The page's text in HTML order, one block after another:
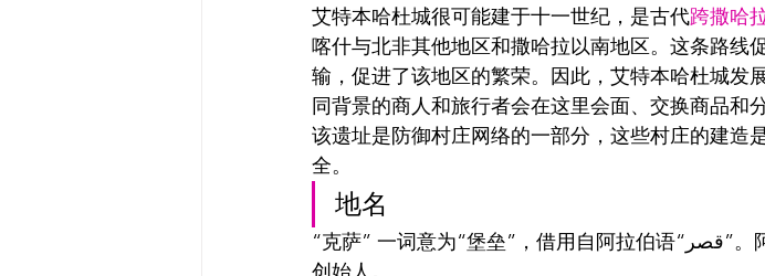
艾特本哈杜城很可能建于十一世纪，是古代跨撒哈
喀什与北非其他地区和撒哈拉以南地区。这条路线
输，促进了该地区的繁荣。因此，艾特本哈杜城发
同背景的商人和旅行者会在这里会面、交换商品和
该遗址是防御村庄网络的一部分，这些村庄的建造
全。
地名
“克萨” 一词意为“堡垒”，借用自阿拉伯语“قصر‎”。阿伊特・本・哈杜这个名字是这座堡垒的